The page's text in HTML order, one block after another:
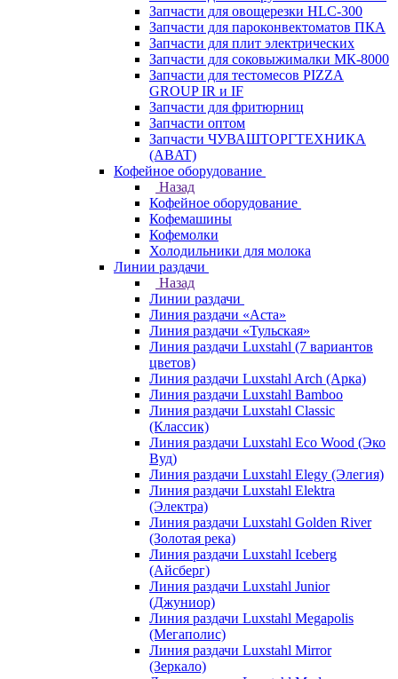
Запчасти для овощерезки HLC-300
Запчасти для пароконвектоматов ПКА
Запчасти для плит электрических
Запчасти для соковыжималки МК-8000
Запчасти для тестомесов PIZZA
GROUP IR и IF
Запчасти для фритюрниц
Запчасти оптом
Запчасти ЧУВАШТОРГТЕХНИКА
(ABAT)
Кофейное оборудование
Назад
Кофейное оборудование
Кофемашины
Кофемолки
Холодильники для молока
Линии раздачи
Назад
Линии раздачи
Линия раздачи «Аста»
Линия раздачи «Тульская»
Линия раздачи Luxstahl (7 вариантов
цветов)
Линия раздачи Luxstahl Arch (Арка)
Линия раздачи Luxstahl Bamboo
Линия раздачи Luxstahl Classic
(Классик)
Линия раздачи Luxstahl Eco Wood (Эко
Вуд)
Линия раздачи Luxstahl Elegy (Элегия)
Линия раздачи Luxstahl Elektra
(Электра)
Линия раздачи Luxstahl Golden River
(Золотая река)
Линия раздачи Luxstahl Iceberg
(Айсберг)
Линия раздачи Luxstahl Junior
(Джуниор)
Линия раздачи Luxstahl Megapolis
(Мегаполис)
Линия раздачи Luxstahl Mirror
(Зеркало)